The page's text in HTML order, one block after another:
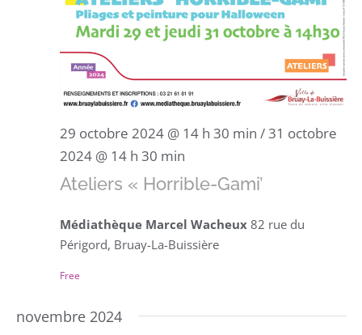
29 octobre 2024 @ 14 h 30 min /31 octobre
2024 @ 14 h 30 min
Ateliers « Horrible-Gami’
Médiathèque Marcel Wacheux 82 rue du
Périgord, Bruay-La-Buissière
Free
novembre 2024